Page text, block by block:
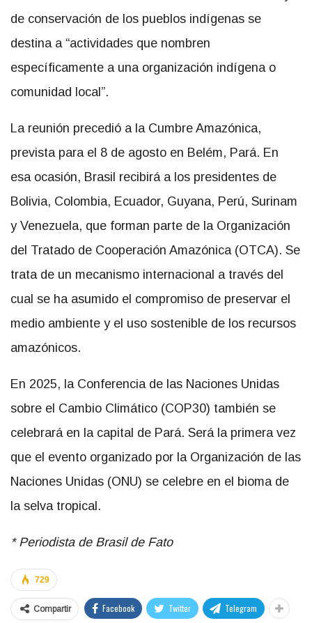
de conservación de los pueblos indígenas se
destina a “actividades que nombren
específicamente a una organización indígena o
comunidad local”.
La reunión precedió a la Cumbre Amazónica,
prevista para el 8 de agosto en Belém, Pará. En
esa ocasión, Brasil recibirá a los presidentes de
Bolivia, Colombia, Ecuador, Guyana, Perú, Surinam
y Venezuela, que forman parte de la Organización
del Tratado de Cooperación Amazónica (OTCA). Se
trata de un mecanismo internacional a través del
cual se ha asumido el compromiso de preservar el
medio ambiente y el uso sostenible de los recursos
amazónicos.
En 2025, la Conferencia de las Naciones Unidas
sobre el Cambio Climático (COP30) también se
celebrará en la capital de Pará. Será la primera vez
que el evento organizado por la Organización de las
Naciones Unidas (ONU) se celebre en el bioma de
la selva tropical.
* Periodista de Brasil de Fato
729
Compartir Facebook Twitter Telegram